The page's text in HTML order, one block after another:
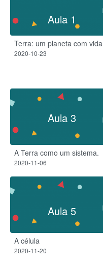
Aula 1
Terra: um planeta com vida
2020-10-23
Aula 3
A Terra como um sistema.
2020-11-06
Aula 5
A célula
2020-11-20